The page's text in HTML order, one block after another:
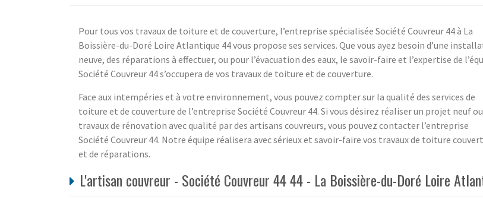
Pour tous vos travaux de toiture et de couverture, l’entreprise spécialisée Société Couvreur 44 à La
Boissière-du-Doré Loire Atlantique 44 vous propose ses services. Que vous ayez besoin d’une
neuve, des réparations à effectuer, ou pour l’évacuation des eaux, le savoir-faire et l’expertise de
Société Couvreur 44 s’occupera de vos travaux de toiture et de couverture.
Face aux intempéries et à votre environnement, vous pouvez compter sur la qualité des services de
toiture et de couverture de l’entreprise Société Couvreur 44. Si vous désirez réaliser un projet neuf
travaux de rénovation avec qualité par des artisans couvreurs, vous pouvez contacter l’entreprise
Société Couvreur 44. Notre équipe réalisera avec sérieux et savoir-faire vos travaux de toiture
et de réparations.
L'artisan couvreur - Société Couvreur 44 44 - La Boissière-du-Doré Loire